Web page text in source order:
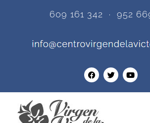
609 161 342 · 952